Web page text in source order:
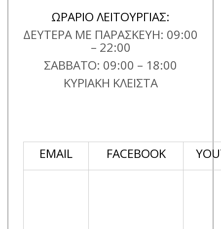
ΩΡΑΡΙΟ ΛΕΙΤΟΥΡΓΙΑΣ:
ΔΕΥΤΕΡΑ ΜΕ ΠΑΡΑΣΚΕΥΗ: 09:00
– 22:00
ΣΑΒΒΑΤΟ: 09:00 – 18:00
ΚΥΡΙΑΚΗ ΚΛΕΙΣΤΑ
EMAIL FACEBOOK